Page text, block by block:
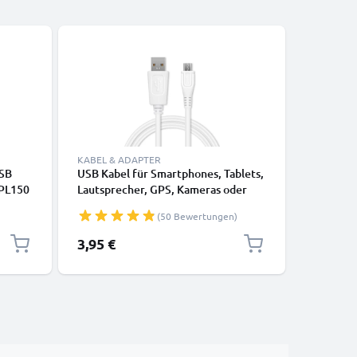
-
KABEL & ADAPTER
USB Kabel für Smartphones, Tablets,
Lautsprecher, GPS, Kameras oder
Datenkabel weiß(50 Bewertungen)
3,95 €